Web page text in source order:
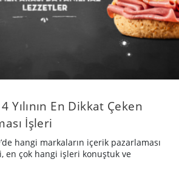
Yılının En Dikkat Çeken
İşleri
hangi markaların içerik pazarlaması
en çok hangi işleri konuştuk ve